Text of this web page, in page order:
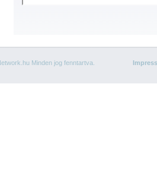
Minden jog fenntartva.